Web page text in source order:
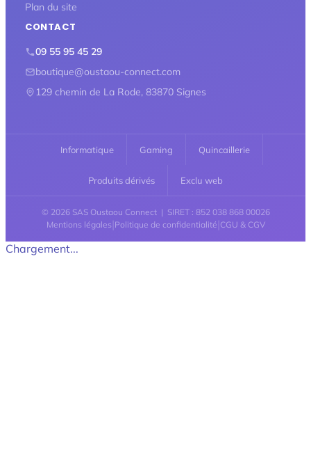
Plan du site
CONTACT
09 55 95 45 29
boutique@oustaou-connect.com
129 chemin de La Rode, 83870 Signes
Informatique Gaming Quincaillerie
Produits dérivés Exclu web
© 2026 SAS Oustaou Connect | SIRET : 852 038 868 00026
Mentions légales |Politique de confidentialité |CGU & CGV
Chargement...